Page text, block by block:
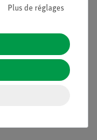
Plus de réglages